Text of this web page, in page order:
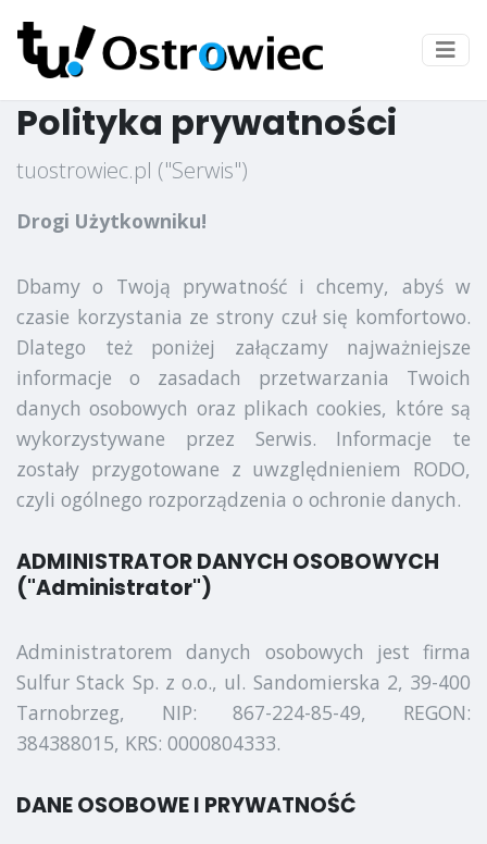
Polityka prywatności
tuostrowiec.pl ("Serwis")
Drogi Użytkowniku!
Dbamy o Twoją prywatność i chcemy, abyś w
czasie korzystania ze strony czuł się komfortowo.
Dlatego też poniżej załączamy najważniejsze
informacje o zasadach przetwarzania Twoich
danych osobowych oraz plikach cookies, które są
wykorzystywane przez Serwis. Informacje te
zostały przygotowane z uwzględnieniem RODO,
czyli ogólnego rozporządzenia o ochronie danych.
ADMINISTRATOR DANYCH OSOBOWYCH
("Administrator")
Administratorem danych osobowych jest firma
Sulfur Stack Sp. z o.o., ul. Sandomierska 2, 39-400
Tarnobrzeg, NIP: 867-224-85-49, REGON:
384388015, KRS: 0000804333.
DANE OSOBOWE I PRYWATNOŚĆ